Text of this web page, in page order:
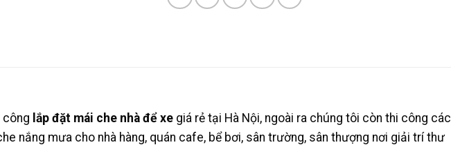
công lắp đặt mái che nhà để xe giá rẻ tại Hà Nội, ngoài ra chúng tôi còn thi công các
nắng mưa cho nhà hàng, quán cafe, bể bơi, sân trường, sân thượng nơi giải trí thư